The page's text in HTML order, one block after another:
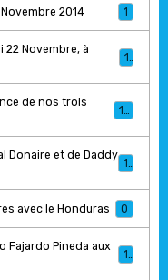
2014 1
Novembre, à
de nos trois
Donaire et de Daddy
avec le Honduras 0
Fajardo Pineda aux
1